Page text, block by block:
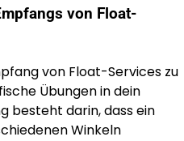
von Float-
von Float-Services zu
Übungen in dein
besteht darin, dass ein
Winkeln